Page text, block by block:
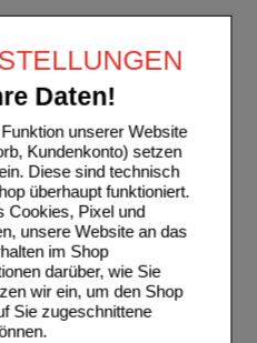
Daten!
unserer Website
Kundenkonto) setzen
Diese sind technisch
überhaupt funktioniert.
Cookies, Pixel und
unsere Website an das
im Shop
darüber, wie Sie
wir ein, um den Shop
Sie zugeschnittene